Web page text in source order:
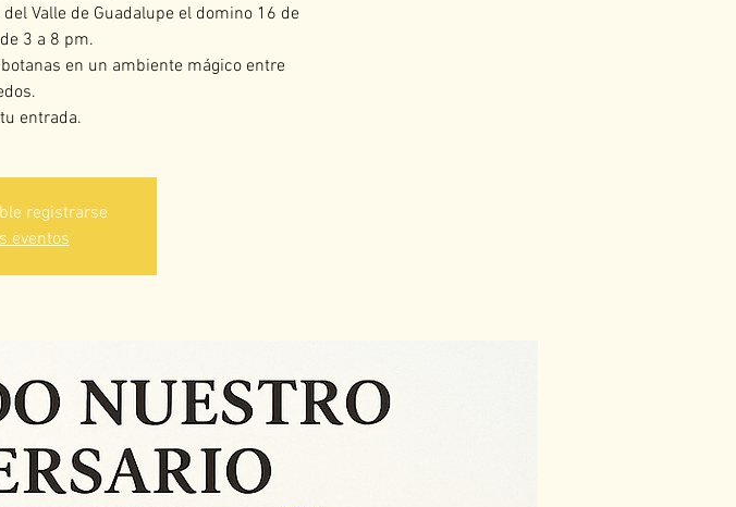
Valle de Guadalupe el domino 16 de
3 a 8 pm.
en un ambiente mágico entre
entrada.
registrarse
eventos